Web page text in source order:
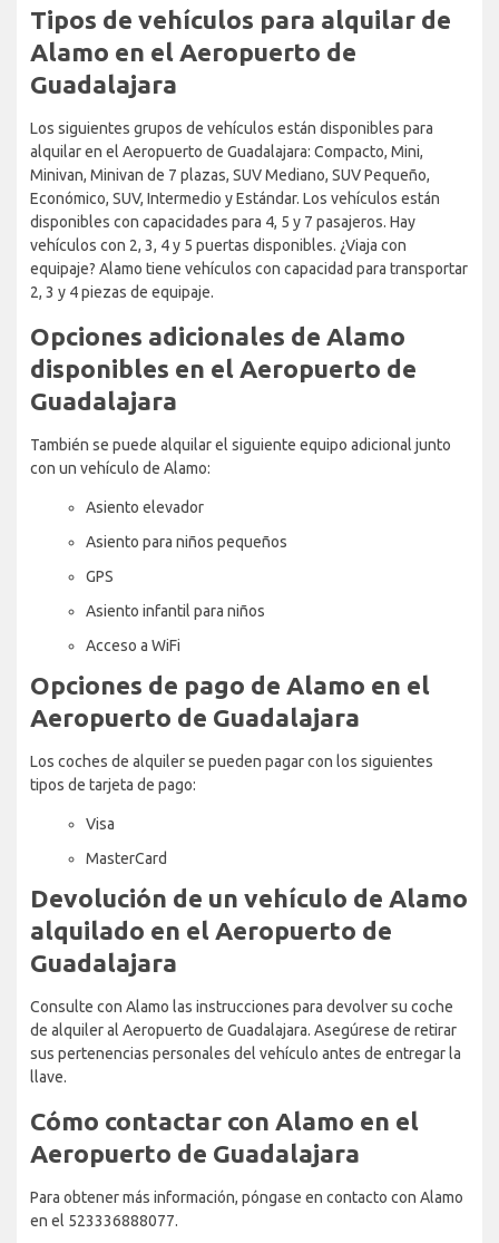
Tipos de vehículos para alquilar de
Alamo en el Aeropuerto de
Guadalajara
Los siguientes grupos de vehículos están disponibles para
alquilar en el Aeropuerto de Guadalajara: Compacto, Mini,
Minivan, Minivan de 7 plazas, SUV Mediano, SUV Pequeño,
Económico, SUV, Intermedio y Estándar. Los vehículos están
disponibles con capacidades para 4, 5 y 7 pasajeros. Hay
vehículos con 2, 3, 4 y 5 puertas disponibles. ¿Viaja con
equipaje? Alamo tiene vehículos con capacidad para transportar
2, 3 y 4 piezas de equipaje.
Opciones adicionales de Alamo
disponibles en el Aeropuerto de
Guadalajara
También se puede alquilar el siguiente equipo adicional junto
con un vehículo de Alamo:
Asiento elevador
Asiento para niños pequeños
GPS
Asiento infantil para niños
Acceso a WiFi
Opciones de pago de Alamo en el
Aeropuerto de Guadalajara
Los coches de alquiler se pueden pagar con los siguientes
tipos de tarjeta de pago:
Visa
MasterCard
Devolución de un vehículo de Alamo
alquilado en el Aeropuerto de
Guadalajara
Consulte con Alamo las instrucciones para devolver su coche
de alquiler al Aeropuerto de Guadalajara. Asegúrese de retirar
sus pertenencias personales del vehículo antes de entregar la
llave.
Cómo contactar con Alamo en el
Aeropuerto de Guadalajara
Para obtener más información, póngase en contacto con Alamo
en el 523336888077.